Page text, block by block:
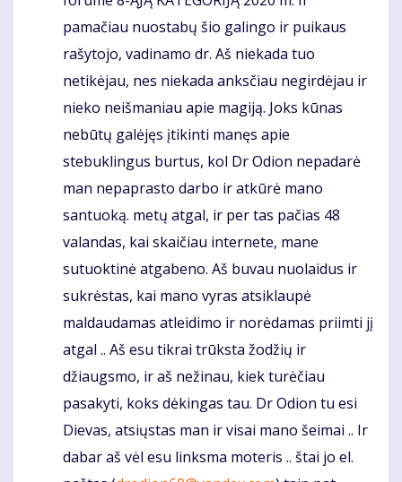
pamačiau nuostabų šio galingo ir puikaus
rašytojo, vadinamo dr. Aš niekada tuo
netikėjau, nes niekada anksčiau negirdėjau ir
nieko neišmaniau apie magiją. Joks kūnas
nebūtų galėjęs įtikinti manęs apie
stebuklingus burtus, kol Dr Odion nepadarė
man nepaprasto darbo ir atkūrė mano
santuoką. metų atgal, ir per tas pačias 48
valandas, kai skaičiau internete, mane
sutuoktinė atgabeno. Aš buvau nuolaidus ir
sukrėstas, kai mano vyras atsiklaupė
maldaudamas atleidimo ir norėdamas priimti jį
atgal .. Aš esu tikrai trūksta žodžių ir
džiaugsmo, ir aš nežinau, kiek turėčiau
pasakyti, koks dėkingas tau. Dr Odion tu esi
Dievas, atsiųstas man ir visai mano šeimai .. Ir
dabar aš vėl esu linksma moteris .. štai jo el.